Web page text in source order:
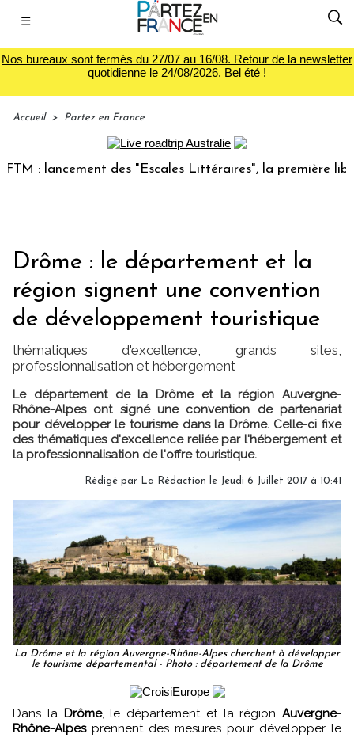
☰
Nos bureaux sont fermés du 27/07 au 16/08. Retour de la newsletter
quotidienne le 24/08/2026. Bel été !
Accueil > Partez en France
: lancement des "Escales Littéraires", la première librairie
Drôme : le département et la
région signent une convention
de développement touristique
thématiques d'excellence, grands sites,
professionnalisation et hébergement
Le département de la Drôme et la région Auvergne-
Rhône-Alpes ont signé une convention de partenariat
pour développer le tourisme dans la Drôme. Celle-ci fixe
des thématiques d'excellence reliée par l'hébergement et
la professionnalisation de l'offre touristique.
Rédigé par La Rédaction le Jeudi 6 Juillet 2017 à 10:41
La Drôme et la région Auvergne-Rhône-Alpes cherchent à développer
le tourisme départemental - Photo : département de la Drôme
Dans la Drôme, le département et la région Auvergne-
Rhône-Alpesprennent des mesures pour développer le